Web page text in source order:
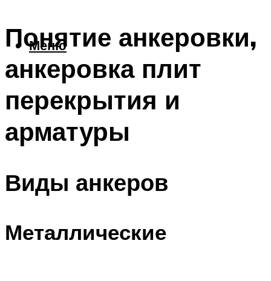
Меню
Понятие анкеровки,
анкеровка плит
перекрытия и
арматуры
Виды анкеров
Металлические